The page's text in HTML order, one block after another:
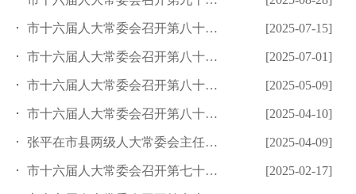
市十六届人大常委会召开第八十八次主任会议 [2025-07-15]
市十六届人大常委会召开第八十六次主任会议 [2025-07-01]
市十六届人大常委会召开第八十四次主任会议 [2025-05-09]
市十六届人大常委会召开第八十一次主任会议 [2025-04-10]
张平在市县两级人大常委会主任会议上强调：坚持守正创新 坚定履... [2025-04-09]
市十六届人大常委会召开第七十八次主任会议 [2025-02-17]